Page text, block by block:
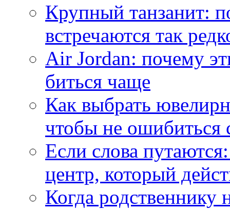
Крупный танзанит:
встречаются так
Air Jordan: почему
биться чаще
Как выбрать
чтобы не ошибиться
Если слова
центр, который
Когда